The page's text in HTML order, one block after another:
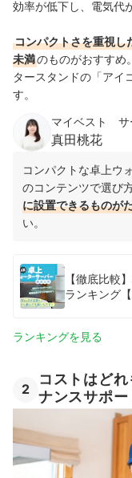
効率が低下し、電気代
コンパクトさを重視
未満のものがおすすめ
タースタンドの「ア
す。
マイベスト サ
真田桃花
コンパクトな卓上ウ
のコンテンツで選び
に設置できるものが
い。
【徹底比較
ランキング
ランキングを見る
2
コストはど
ナンスサポ